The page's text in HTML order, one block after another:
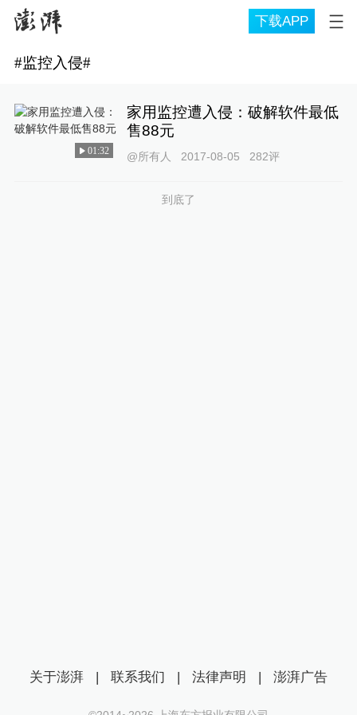
下载APP
#监控入侵#
01:32
家用监控遭入侵：破解软件最低
售88元
@所有人 2017-08-05 282评
到底了
关于澎湃 | 联系我们 | 法律声明 | 澎湃广告